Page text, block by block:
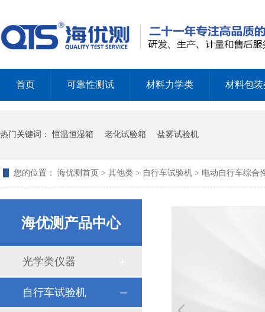
首页 可靠性测试 材料力学类 材料包装
热门关键词：恒温恒湿箱 老化试验箱 盐雾试验机
您的位置： 海优测首页 > 其他类 > 自行车试验机 > 电动自行车综合
海优测产品中心
光学类仪器
自行车试验机